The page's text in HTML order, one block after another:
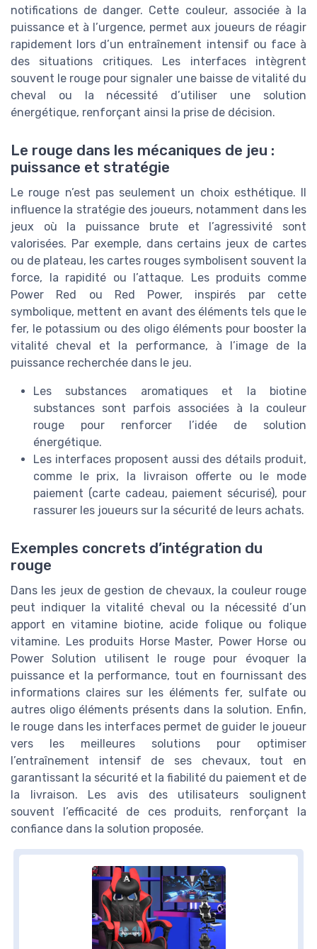
notifications de danger. Cette couleur, associée à la
puissance et à l’urgence, permet aux joueurs de réagir
rapidement lors d’un entraînement intensif ou face à
des situations critiques. Les interfaces intègrent
souvent le rouge pour signaler une baisse de vitalité du
cheval ou la nécessité d’utiliser une solution
énergétique, renforçant ainsi la prise de décision.
Le rouge dans les mécaniques de jeu :
puissance et stratégie
Le rouge n’est pas seulement un choix esthétique. Il
influence la stratégie des joueurs, notamment dans les
jeux où la puissance brute et l’agressivité sont
valorisées. Par exemple, dans certains jeux de cartes
ou de plateau, les cartes rouges symbolisent souvent la
force, la rapidité ou l’attaque. Les produits comme
Power Red ou Red Power, inspirés par cette
symbolique, mettent en avant des éléments tels que le
fer, le potassium ou des oligo éléments pour booster la
vitalité cheval et la performance, à l’image de la
puissance recherchée dans le jeu.
Les substances aromatiques et la biotine
substances sont parfois associées à la couleur
rouge pour renforcer l’idée de solution
énergétique.
Les interfaces proposent aussi des détails produit,
comme le prix, la livraison offerte ou le mode
paiement (carte cadeau, paiement sécurisé), pour
rassurer les joueurs sur la sécurité de leurs achats.
Exemples concrets d’intégration du
rouge
Dans les jeux de gestion de chevaux, la couleur rouge
peut indiquer la vitalité cheval ou la nécessité d’un
apport en vitamine biotine, acide folique ou folique
vitamine. Les produits Horse Master, Power Horse ou
Power Solution utilisent le rouge pour évoquer la
puissance et la performance, tout en fournissant des
informations claires sur les éléments fer, sulfate ou
autres oligo éléments présents dans la solution. Enfin,
le rouge dans les interfaces permet de guider le joueur
vers les meilleures solutions pour optimiser
l’entraînement intensif de ses chevaux, tout en
garantissant la sécurité et la fiabilité du paiement et de
la livraison. Les avis des utilisateurs soulignent
souvent l’efficacité de ces produits, renforçant la
confiance dans la solution proposée.